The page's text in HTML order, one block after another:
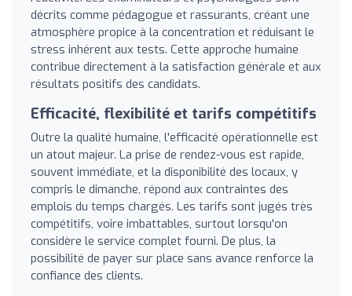
décrits comme pédagogue et rassurants, créant une
atmosphère propice à la concentration et réduisant le
stress inhérent aux tests. Cette approche humaine
contribue directement à la satisfaction générale et aux
résultats positifs des candidats.
Efficacité, flexibilité et tarifs compétitifs
Outre la qualité humaine, l'efficacité opérationnelle est
un atout majeur. La prise de rendez-vous est rapide,
souvent immédiate, et la disponibilité des locaux, y
compris le dimanche, répond aux contraintes des
emplois du temps chargés. Les tarifs sont jugés très
compétitifs, voire imbattables, surtout lorsqu'on
considère le service complet fourni. De plus, la
possibilité de payer sur place sans avance renforce la
confiance des clients.